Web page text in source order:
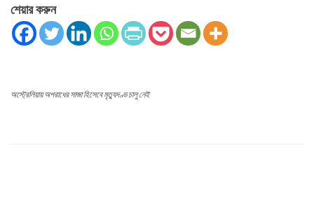
শেয়ার করুন
অস্ট্রেলিয়ায় অপরাধের সাজা হিসেবে মৃত্যুদণ্ড চালু নেই